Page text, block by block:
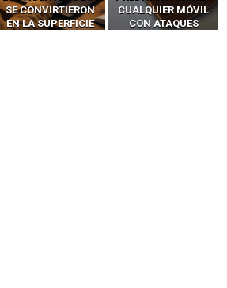
CUALQUIER MÓVIL
CON ATAQUES
MÓVILES SIN
‘HACKEAR’ — EL